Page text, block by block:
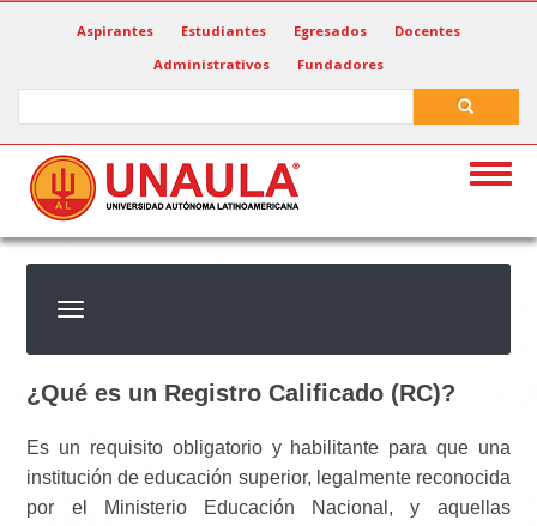
Aspirantes Estudiantes Egresados
Docentes
Administrativos
Fundadores
¿Qué es un Registro Calificado (RC)?
Es un requisito obligatorio y habilitante para que una
institución de educación superior, legalmente reconocida
por el Ministerio Educación Nacional, y aquellas